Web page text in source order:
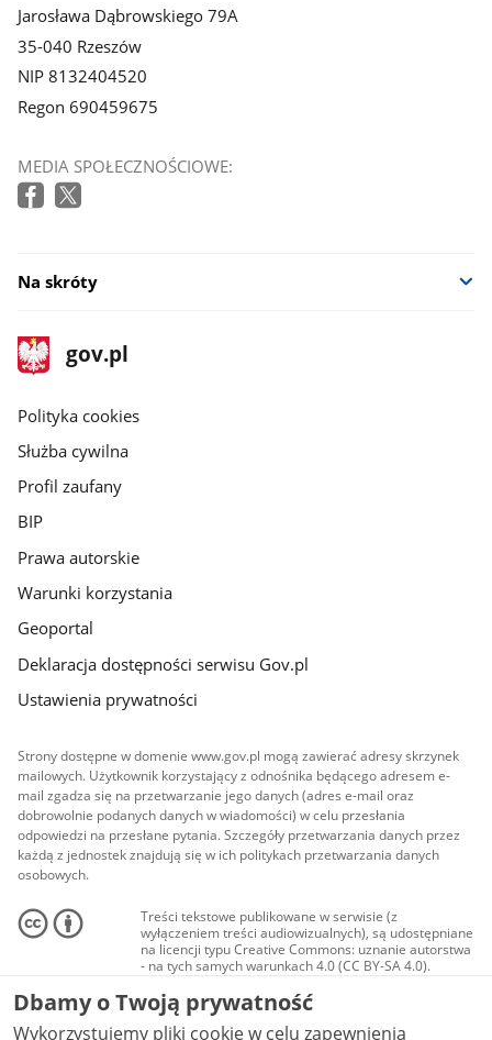
Jarosława Dąbrowskiego 79A
35-040 Rzeszów
NIP 8132404520
Regon 690459675
MEDIA SPOŁECZNOŚCIOWE:
Na skróty
stopka
gov.pl
Strona
gov.pl
gov.pl
Polityka cookies
Służba cywilna
Profil zaufany
BIP
Prawa autorskie
Warunki korzystania
Geoportal
Deklaracja dostępności serwisu Gov.pl
Ustawienia prywatności
Strony dostępne w domenie www.gov.pl mogą zawierać adresy skrzynek
mailowych. Użytkownik korzystający z odnośnika będącego adresem e-
mail zgadza się na przetwarzanie jego danych (adres e-mail oraz
dobrowolnie podanych danych w wiadomości) w celu przesłania
odpowiedzi na przesłane pytania. Szczegóły przetwarzania danych przez
każdą z jednostek znajdują się w ich politykach przetwarzania danych
osobowych.
Treści tekstowe publikowane w serwisie (z
wyłączeniem treści audiowizualnych), są udostępniane
na licencji typu Creative Commons: uznanie autorstwa
- na tych samych warunkach 4.0 (CC BY-SA 4.0).
Materiały audiowizualne, w tym zdjęcia, materiały
audio i wideo, są udostępniane na licencji typu
Creative Commons: uznanie autorstwa użycie
niekomercyjne - bez utworów zależnych 4.0 (CC BY-
Dbamy o Twoją prywatność
Wykorzystujemy pliki cookie w celu zapewnienia